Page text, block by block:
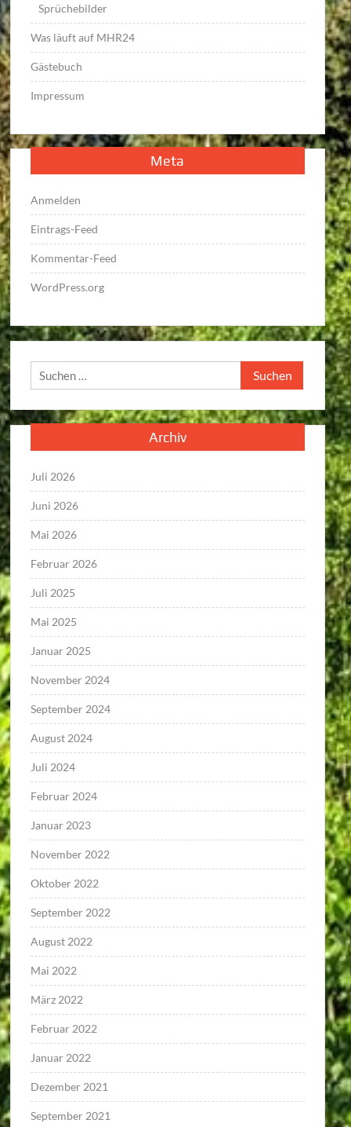
Sprüchebilder
Was läuft auf MHR24
Gästebuch
Impressum
Meta
Anmelden
Eintrags-Feed
Kommentar-Feed
WordPress.org
Suchen
nach:
Archiv
Juli 2026
Juni 2026
Mai 2026
Februar 2026
Juli 2025
Mai 2025
Januar 2025
November 2024
September 2024
August 2024
Juli 2024
Februar 2024
Januar 2023
November 2022
Oktober 2022
September 2022
August 2022
Mai 2022
März 2022
Februar 2022
Januar 2022
Dezember 2021
September 2021